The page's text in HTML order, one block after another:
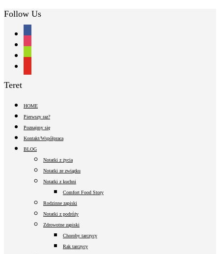
Follow Us
cart
Teret
HOME
Pierwszy raz?
Poznajmy się
Kontakt/Współpraca
BLOG
Notatki z życia
Notatki ze związku
Notatki z kuchni
Comfort Food Story
Rodzinne zapiski
Notatki z podróży
Zdrowotne zapiski
Choroby tarczycy
Rak tarczycy